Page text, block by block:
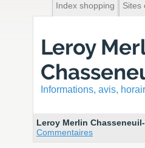
Index shopping Sites
Leroy
Informations, avis,
Leroy Merlin
Commentaires